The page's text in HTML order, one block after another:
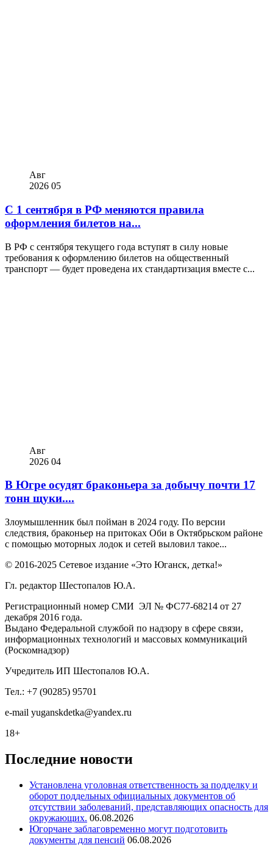
Авг
2026 05
С 1 сентября в РФ меняются правила
оформления билетов на...
В РФ с сентября текущего года вступят в силу новые
требования к оформлению билетов на общественный
транспорт — будет проведена их стандартизация вместе с...
Авг
2026 04
В Югре осудят браконьера за добычу почти 17
тонн щуки....
Злоумышленник был пойман в 2024 году. По версии
следствия, браконьер на притоках Оби в Октябрьском районе
с помощью моторных лодок и сетей выловил такое...
© 2016-2025 Сетевое издание «Это Юганск, детка!»
Гл. редактор Шестопалов Ю.А.
Регистрационный номер СМИ ЭЛ № ФС77-68214 от 27
декабря 2016 года.
Выдано Федеральной службой по надзору в сфере связи,
информационных технологий и массовых коммуникаций
(Роскомнадзор)
Учредитель ИП Шестопалов Ю.А.
Тел.: +7 (90285) 95701
e-mail yuganskdetka@yandex.ru
18+
Последние новости
Установлена уголовная ответственность за подделку и
оборот поддельных официальных документов об
отсутствии заболеваний, представляющих опасность для
окружающих. 06.08.2026
Югорчане заблаговременно могут подготовить
документы для пенсий 06.08.2026